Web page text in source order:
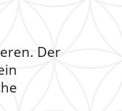
Der